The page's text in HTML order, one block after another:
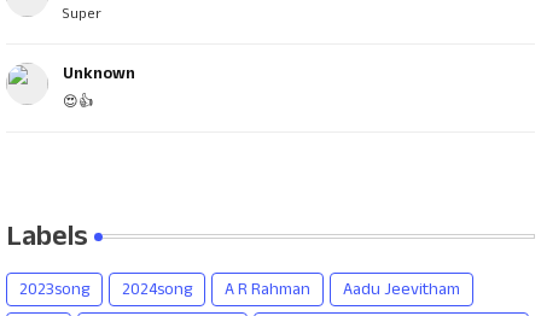
Super
Unknown
😍👍
Labels
2023song 2024song A R Rahman
Aadu Jeevitham